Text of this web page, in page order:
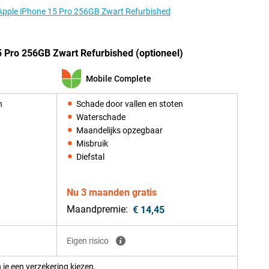
iPhone 15 Pro 256GB Zwart Refurbished
256GB Zwart Refurbished (optioneel)
Mobile Complete
Schade door vallen en stoten
Waterschade
Maandelijks opzegbaar
Misbruik
Diefstal
Nu 3 maanden gratis
Maandpremie: € 14,45
Eigen risico
een verzekering kiezen.